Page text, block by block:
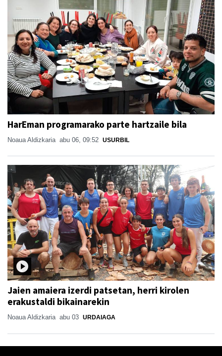
HarEman programarako parte hartzaile bila
Noaua Aldizkaria abu 06, 09:52 USURBIL
Jaien amaiera izerdi patsetan, herri kirolen
erakustaldi bikainarekin
Noaua Aldizkaria abu 03 URDAIAGA